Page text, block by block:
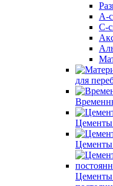
А-
С-
для
Цементы
Цементы
Цементы